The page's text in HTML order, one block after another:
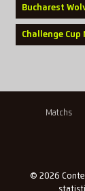
Bucharest
Challenge Cup
Matchs
© 2026